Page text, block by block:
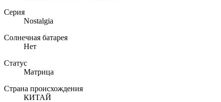
Серия
Nostalgia
Солнечная батарея
Нет
Статус
Матрица
Страна происхождения
КИТАЙ